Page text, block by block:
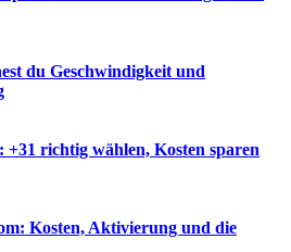
du Geschwindigkeit und
richtig wählen, Kosten sparen
Kosten, Aktivierung und die